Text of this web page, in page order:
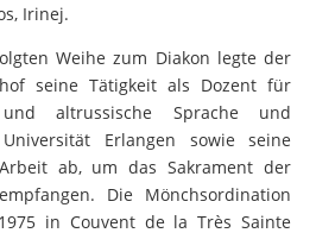
Irinej.
Weihe zum Diakon legte der
seine Tätigkeit als Dozent für
und altrussische Sprache und
Erlangen sowie seine
ab, um das Sakrament der
Die Mönchsordination
in Couvent de la Très Sainte